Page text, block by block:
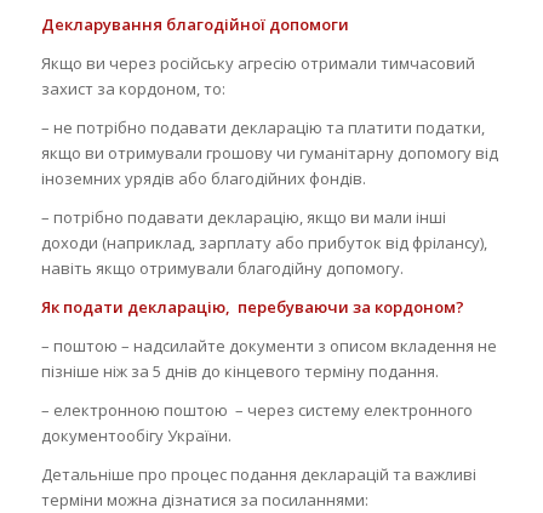
Декларування благодійної допомоги
Якщо ви через російську агресію отримали тимчасовий
захист за кордоном, то:
– не потрібно подавати декларацію та платити податки,
якщо ви отримували грошову чи гуманітарну допомогу від
іноземних урядів або благодійних фондів.
– потрібно подавати декларацію, якщо ви мали інші
доходи (наприклад, зарплату або прибуток від фрілансу),
навіть якщо отримували благодійну допомогу.
Як подати декларацію, перебуваючи за кордоном?
– поштою – надсилайте документи з описом вкладення не
пізніше ніж за 5 днів до кінцевого терміну подання.
– електронною поштою – через систему електронного
документообігу України.
Детальніше про процес подання декларацій та важливі
терміни можна дізнатися за посиланнями: